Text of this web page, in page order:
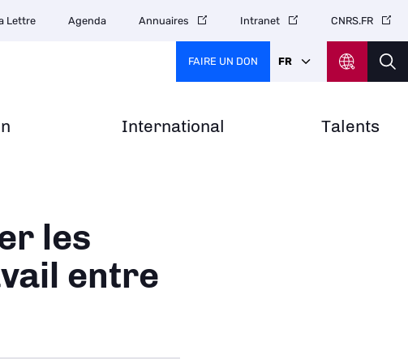
International Talents
Lettre Agenda Annuaires Intranet CNRS.FR
FAIRE UN DON FR
les
entre